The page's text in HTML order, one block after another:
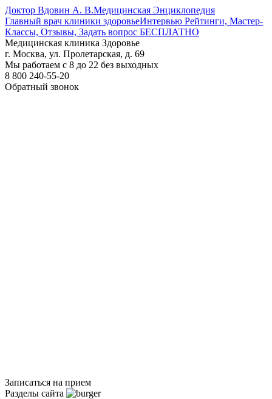
Доктор Вдовин А. В.Медицинская Энциклопедия
Главный врач клиники здоровьеИнтервью Рейтинги, Мастер-
Классы, Отзывы, Задать вопрос БЕСПЛАТНО
Медицинская клиника Здоровье
г. Москва, ул. Пролетарская, д. 69
Мы работаем с 8 до 22 без выходных
8 800 240-55-20
Обратный звонок
Записаться на прием
Разделы сайта